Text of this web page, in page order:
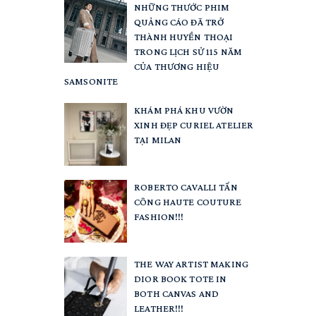
NHỮNG THƯỚC PHIM
QUẢNG CÁO ĐÃ TRỞ
THÀNH HUYỀN THOẠI
TRONG LỊCH SỬ 115 NĂM
CỦA THƯƠNG HIỆU
SAMSONITE
KHÁM PHÁ KHU VƯỜN
XINH ĐẸP CURIEL ATELIER
TẠI MILAN
ROBERTO CAVALLI TẤN
CÔNG HAUTE COUTURE
FASHION!!!
THE WAY ARTIST MAKING
DIOR BOOK TOTE IN
BOTH CANVAS AND
LEATHER!!!